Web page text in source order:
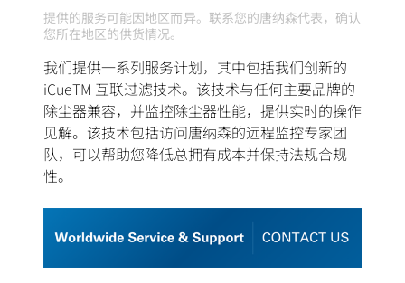
提供的服务可能因地区而异。联系您的唐纳森代表，确认
您所在地区的供货情况。
我们提供一系列服务计划，其中包括我们创新的
iCueTM 互联过滤技术。该技术与任何主要品牌的
除尘器兼容，并监控除尘器性能，提供实时的操作
见解。该技术包括访问唐纳森的远程监控专家团
队，可以帮助您降低总拥有成本并保持法规合规
性。